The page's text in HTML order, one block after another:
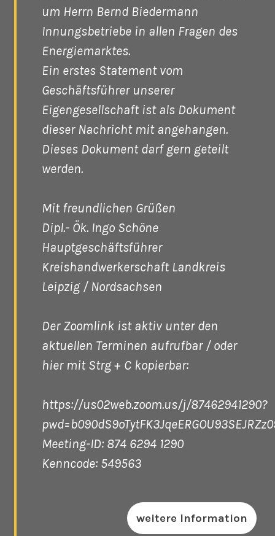
um Herrn Bernd Biedermann
Innungsbetriebe in allen Fragen des
Energiemarktes.
Ein erstes Statement vom
Geschäftsführer unserer
Eigengesellschaft ist als Dokument
dieser Nachricht mit angehangen.
Dieses Dokument darf gern geteilt
werden.
Mit freundlichen Grüßen
Dipl.- Ök. Ingo Schöne
Hauptgeschäftsführer
Kreishandwerkerschaft Landkreis
Leipzig / Nordsachsen
Der Zoomlink ist aktiv unter den
aktuellen Terminen aufrufbar / oder
hier mit Strg + C kopierbar:
https://us02web.zoom.us/j/87462941290?
Meeting-ID: 874 6294 1290
Kenncode: 549563
weitere Information